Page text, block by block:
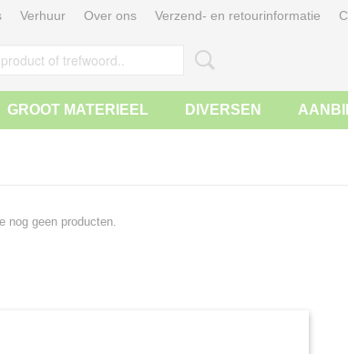
Verhuur Over ons Verzend- en retourinformatie
GROOT MATERIEEL DIVERSEN
nog geen producten.